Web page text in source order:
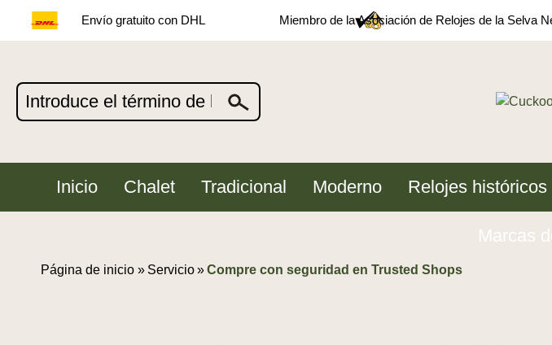
Envío gratuito con DHL Miembro de la Asociación de Relojes de la Selva
Inicio Chalet Tradicional Moderno Relojes históricos
Marcas
Página de inicio » Servicio»Compre con seguridad en Trusted Shops